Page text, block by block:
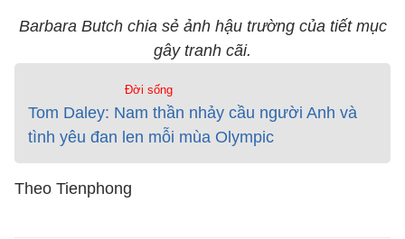
Barbara Butch chia sẻ ảnh hậu trường của tiết mục
gây tranh cãi.
Đời sống
Tom Daley: Nam thần nhảy cầu người Anh và
tình yêu đan len mỗi mùa Olympic
Theo Tienphong